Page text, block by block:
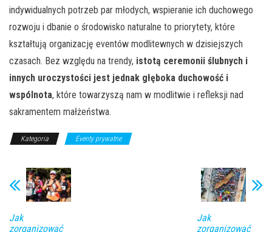
indywidualnych potrzeb par młodych, wspieranie ich duchowego
rozwoju i dbanie o środowisko naturalne to priorytety, które
kształtują organizację eventów modlitewnych w dzisiejszych
czasach. Bez względu na trendy, istotą ceremonii ślubnych i
innych uroczystości jest jednak głęboka duchowość i
wspólnota, które towarzyszą nam w modlitwie i refleksji nad
sakramentem małżeństwa.
Kategoria Eventy prywatne
Jak
zorganizować
Jak
zorganizować